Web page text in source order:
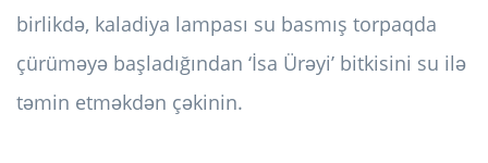
birlikdə, kaladiya lampası su basmış torpaqda
çürüməyə başladığından ‘İsa Ürəyi’ bitkisini su ilə
təmin etməkdən çəkinin.